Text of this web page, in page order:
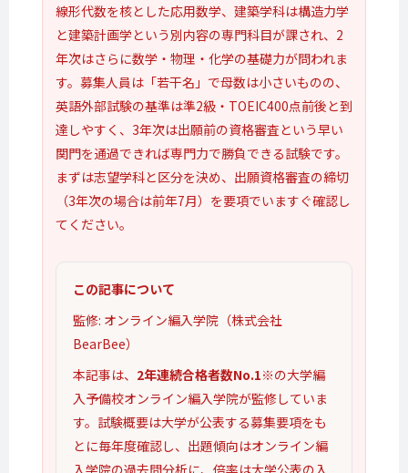
線形代数を核とした応用数学、建築学科は構造力学
と建築計画学という別内容の専門科目が課され、2
年次はさらに数学・物理・化学の基礎力が問われま
す。募集人員は「若干名」で母数は小さいものの、
英語外部試験の基準は準2級・TOEIC400点前後と到
達しやすく、3年次は出願前の資格審査という早い
関門を通過できれば専門力で勝負できる試験です。
まずは志望学科と区分を決め、出願資格審査の締切
（3年次の場合は前年7月）を要項でいますぐ確認し
てください。
この記事について
監修: オンライン編入学院（株式会社
BearBee）
本記事は、 2年連続合格者数No.1※の大学編
入予備校オンライン編入学院が監修していま
す。試験概要は大学が公表する募集要項をも
とに毎年度確認し、出題傾向はオンライン編
入学院の過去問分析に、倍率は大学公表の入